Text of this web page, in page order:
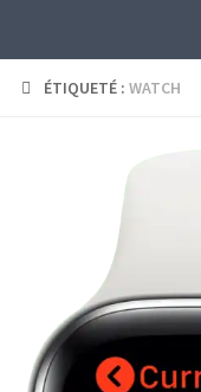
ÉTIQUETÉ : WATCH